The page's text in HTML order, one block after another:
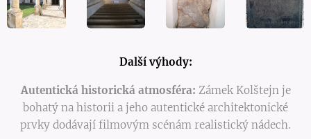
Další výhody:
Autentická historická atmosféra: Zámek Kolštejn je
bohatý na historii a jeho autentické architektonické
prvky dodávají filmovým scénám realistický nádech.